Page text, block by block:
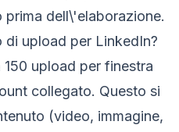
prima dell\'elaborazione.
di upload per LinkedIn?
upload per finestra
collegato. Questo si
(video, immagine,